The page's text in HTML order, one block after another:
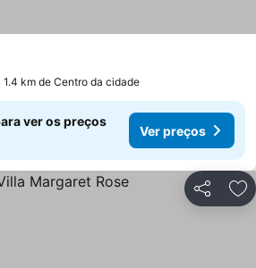
1.4 km de Centro da cidade
ver os preços
Ver preços
Partilhar